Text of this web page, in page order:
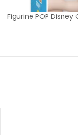
Figurine POP Disney